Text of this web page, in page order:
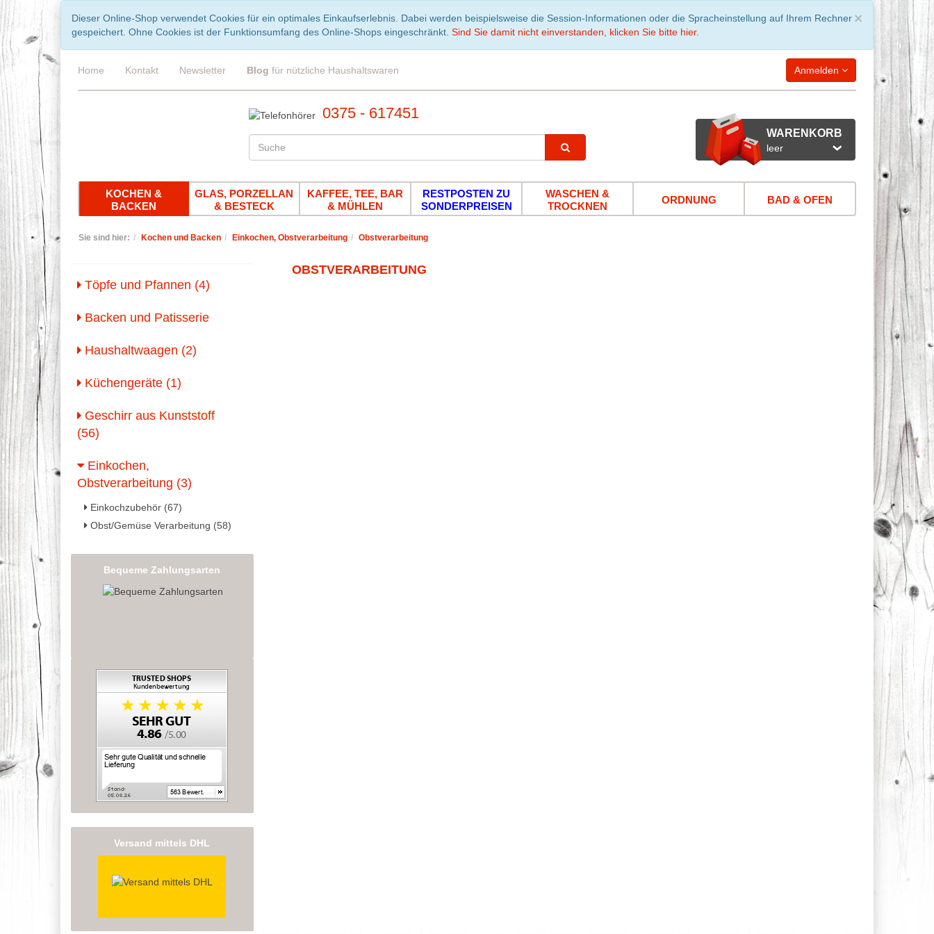
× Schließen
Dieser Online-Shop verwendet Cookies für ein optimales Einkaufserlebnis. Dabei werden beispielsweise die Session-Informationen oder die Spracheinstellung auf Ihrem Rechner
gespeichert. Ohne Cookies ist der Funktionsumfang des Online-Shops eingeschränkt. Sind Sie damit nicht einverstanden, klicken Sie bitte hier.
Home Kontakt Newsletter Blog für nützliche Haushaltswaren Anmelden
WARENKORB
leer
0375 - 617451
KOCHEN &
BACKEN
GLAS, PORZELLAN
& BESTECK
KAFFEE, TEE, BAR
& MÜHLEN
RESTPOSTEN ZU
SONDERPREISEN
WASCHEN &
TROCKNEN
ORDNUNG BAD & OFEN
Sie sind hier: Kochen und Backen Einkochen, Obstverarbeitung Obstverarbeitung
OBSTVERARBEITUNG
Töpfe und Pfannen (4)
Backen und Patisserie
Haushaltwaagen (2)
Küchengeräte (1)
Geschirr aus Kunststoff
(56)
Einkochen,
Obstverarbeitung (3)
Einkochzubehör (67)
Obst/Gemüse Verarbeitung (58)
Bequeme Zahlungsarten
Versand mittels DHL